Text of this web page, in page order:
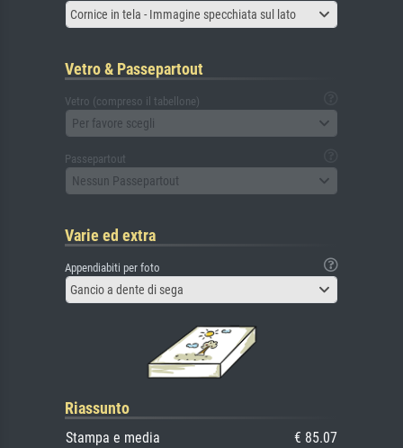
Cornice in tela - Immagine specchiata sul lato
Vetro & Passepartout
Vetro (compreso il tabellone)
Per favore scegli
Passepartout
Nessun Passepartout
Varie ed extra
Appendiabiti per foto
Gancio a dente di sega
Riassunto
Stampa e media
€ 85.07